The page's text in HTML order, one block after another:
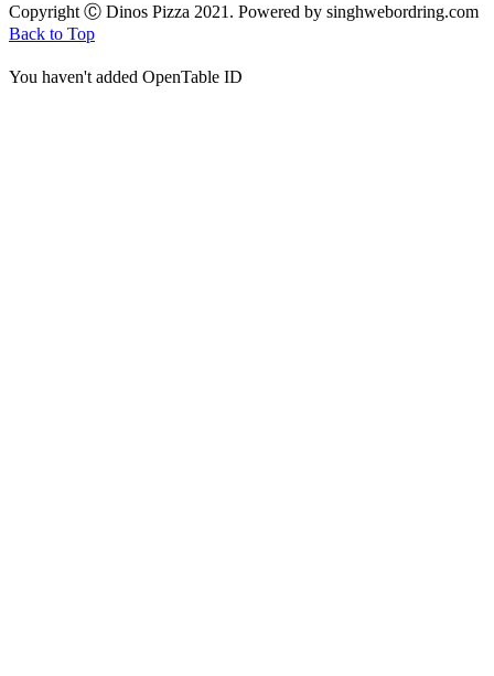
Copyright Ⓒ Dinos Pizza 2021. Powered by singhwebordring.com
Back to Top
You haven't added OpenTable ID